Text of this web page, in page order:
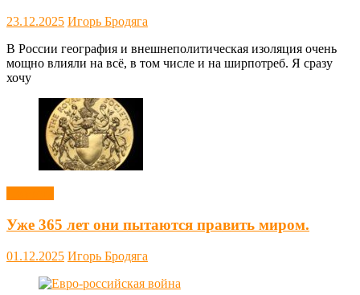
23.12.2025 Игорь Бродяга
В России география и внешнеполитическая изоляция очень
мощно влияли на всё, в том числе и на ширпотреб. Я сразу
хочу
Уже 365 лет они пытаются править миром.
01.12.2025 Игорь Бродяга